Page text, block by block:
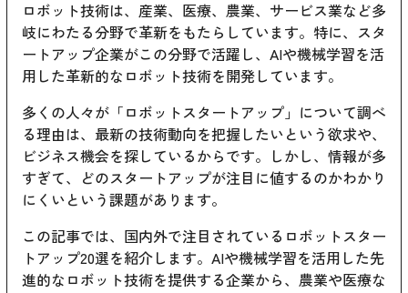
ロボット技術は、産業、医療、農業、サービス業など多
岐にわたる分野で革新をもたらしています。特に、スタ
ートアップ企業がこの分野で活躍し、AIや機械学習を活
用した革新的なロボット技術を開発しています。
多くの人々が「ロボットスタートアップ」について調べ
る理由は、最新の技術動向を把握したいという欲求や、
ビジネス機会を探しているからです。しかし、情報が多
すぎて、どのスタートアップが注目に値するのかわかり
にくいという課題があります。
この記事では、国内外で注目されているロボットスター
トアップ20選を紹介します。AIや機械学習を活用した先
進的なロボット技術を提供する企業から、農業や医療な